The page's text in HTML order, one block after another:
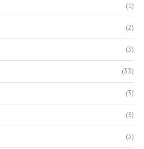
(1)
(2)
(3)
(33)
(3)
(5)
(3)